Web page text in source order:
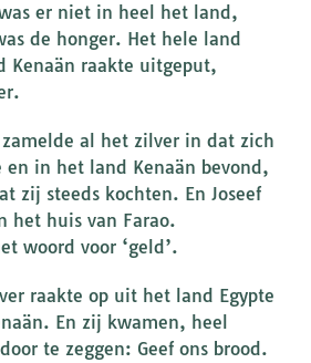
er niet in heel het land,
de honger. Het hele land
Kenaän raakte uitgeput,
zamelde al het zilver in dat zich
en in het land Kenaän bevond,
zij steeds kochten. En Joseef
het huis van Farao.
woord voor ‘geld’.
raakte op uit het land Egypte
En zij kwamen, heel
te zeggen: Geef ons brood.